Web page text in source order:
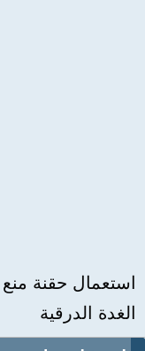
استعمال حقنة
الغدة الدرقية